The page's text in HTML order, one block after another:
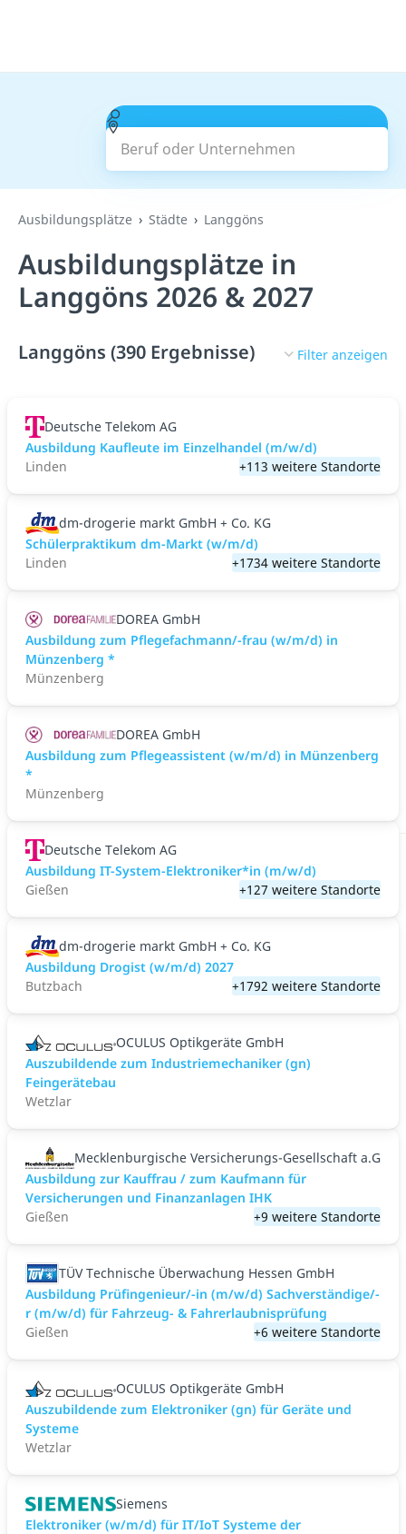
Beruf oder Unternehmen
Suchen
Ausbildungsplätze Städte Langgöns
Ausbildungsplätze in
Langgöns 2026 & 2027
Langgöns (390 Ergebnisse) Filter anzeigen
Deutsche Telekom AG
Ausbildung Kaufleute im Einzelhandel (m/w/d)
Linden
+113 weitere Standorte
dm-drogerie markt GmbH + Co. KG
Schülerpraktikum dm-Markt (w/m/d)
Linden
+1734 weitere Standorte
DOREA GmbH
Ausbildung zum Pflegefachmann/-frau (w/m/d) in
Münzenberg *
Münzenberg
DOREA GmbH
Ausbildung zum Pflegeassistent (w/m/d) in Münzenberg
*
Münzenberg
Deutsche Telekom AG
Ausbildung IT-System-Elektroniker*in (m/w/d)
Gießen
+127 weitere Standorte
dm-drogerie markt GmbH + Co. KG
Ausbildung Drogist (w/m/d) 2027
Butzbach
+1792 weitere Standorte
OCULUS Optikgeräte GmbH
Auszubildende zum Industriemechaniker (gn)
Feingerätebau
Wetzlar
Mecklenburgische Versicherungs-Gesellschaft a.G
Ausbildung zur Kauffrau / zum Kaufmann für
Versicherungen und Finanzanlagen IHK
Gießen
+9 weitere Standorte
TÜV Technische Überwachung Hessen GmbH
Ausbildung Prüfingenieur/-in (m/w/d) Sachverständige/-
r (m/w/d) für Fahrzeug- & Fahrerlaubnisprüfung
Gießen
+6 weitere Standorte
OCULUS Optikgeräte GmbH
Auszubildende zum Elektroniker (gn) für Geräte und
Systeme
Wetzlar
Siemens
Elektroniker (w/m/d) für IT/IoT Systeme der